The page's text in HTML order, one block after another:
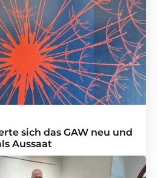
sich das GAW neu und
Aussaat